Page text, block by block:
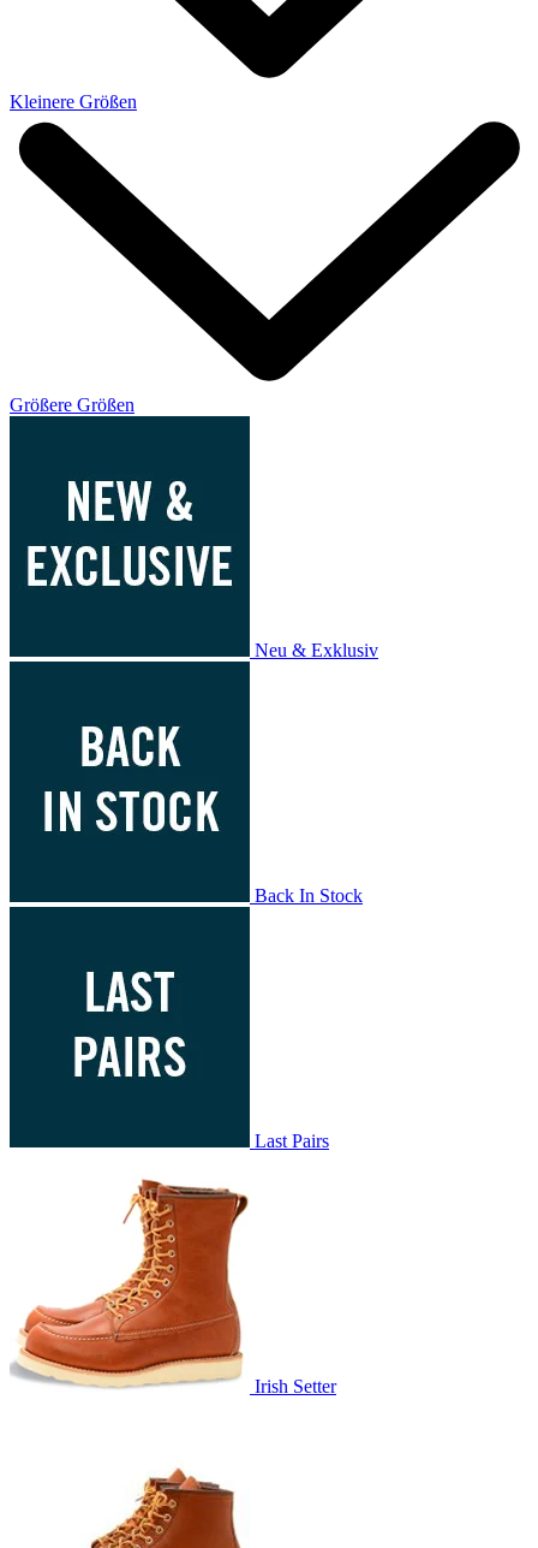
Kleinere Größen
Größere Größen
Neu & Exklusiv
Back In Stock
Last Pairs
Irish Setter